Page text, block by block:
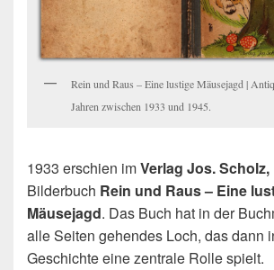
Rein und Raus – Eine lustige Mäusejagd |
Jahren zwischen 1933 und 1945.
1933 erschien imVerlag Jos. Scholz,
Bilderbuch Rein und Raus – Eine
Mäusejagd. Das Buch hat in der
alle Seiten gehendes Loch, das dann
Geschichte eine zentrale Rolle spielt.